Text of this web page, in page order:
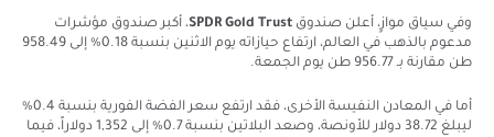
وفي سياق موازٍ، أعلن صندوق SPDR Gold Trust، أكبر صندوق مؤشرات
مدعوم بالذهب في العالم، ارتفاع حيازاته يوم الاثنين بنسبة 0.18% إلى 958.49
طن مقارنة بـ 956.77 طن يوم الجمعة.
أما في المعادن النفيسة الأخرى، فقد ارتفع سعر الفضة الفورية بنسبة 0.4%
ليبلغ 38.72 دولار للأونصة، وصعد البلاتين بنسبة 0.7% إلى 1,352 دولاراً، فيما